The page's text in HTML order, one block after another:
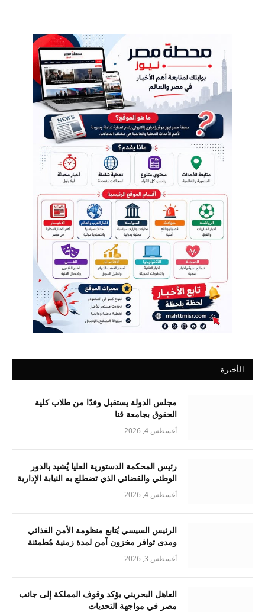
الأخيرة
مجلس الدولة يستقبل وفدًا من طلاب كلية
الحقوق بجامعة قنا
أغسطس 4, 2026
رئيس المحكمة الدستورية العليا يُشيد بالدور
الوطني والقضائي الذي تضطلع به النيابة الإدارية
أغسطس 4, 2026
الرئيس السيسي يُتابع منظومة الأمن الغذائي
ومدى توافر مخزون آمن لمدة زمنية مُطمئنة
أغسطس 3, 2026
العاهل البحريني يؤكد وقوف المملكة إلى جانب
مصر في مواجهة التحديات